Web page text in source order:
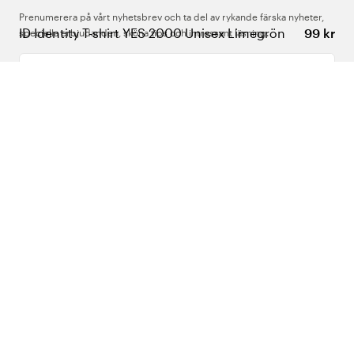
ID Identity T-shirt YES 2000 Unisex Limegrön 99 kr
Prenumerera på vårt nyhetsbrev och ta del av rykande färska nyheter,
speciella erbjudanden, sköna tips och intressant läsning.
Ange din e-postadress